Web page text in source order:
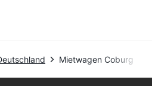
Mietwagen Coburg